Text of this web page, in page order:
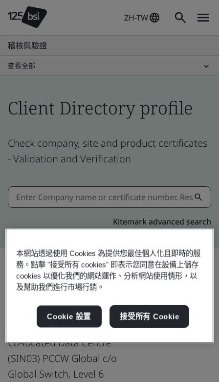
ZH-TW
稽核與驗證
查看全部
Client Directory profile
Check company, site and product certificates
- Validation and Verification
Kitemark advanced search
HKT Global (Singapore) Pte. Ltd.
Co-located Data Centre
(SIN03) PCCW Global c/o
Global Switch, Level 6
本網站透過使用 Cookies 為提供您最佳個人化且即時的服
務。點擊 "接受所有 cookies" 即表示您同意在設備上儲存
cookies 以優化我們的網站運作、分析網站使用情形，以
及幫助我們進行市場行銷。
Cookie 設置 接受所有 Cookie